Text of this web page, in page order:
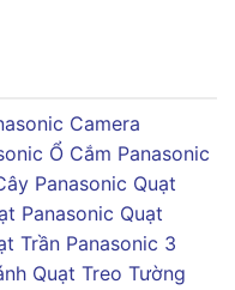
Camera
Ổ Cắm Panasonic
Panasonic Quạt
Panasonic Quạt
Trần Panasonic 3
Quạt Treo Tường